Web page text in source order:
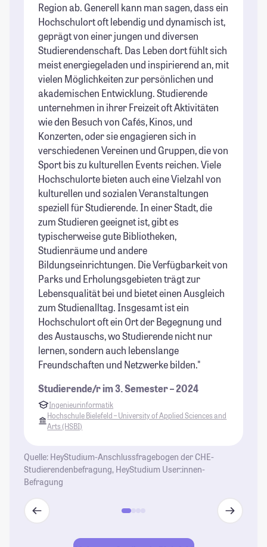
Region ab. Generell kann man sagen, dass ein
Hochschulort oft lebendig und dynamisch ist,
geprägt von einer jungen und diversen
Studierendenschaft. Das Leben dort fühlt sich
meist energiegeladen und inspirierend an, mit
vielen Möglichkeiten zur persönlichen und
akademischen Entwicklung. Studierende
unternehmen in ihrer Freizeit oft Aktivitäten
wie den Besuch von Cafés, Kinos, und
Konzerten, oder sie engagieren sich in
verschiedenen Vereinen und Gruppen, die von
Sport bis zu kulturellen Events reichen. Viele
Hochschulorte bieten auch eine Vielzahl von
kulturellen und sozialen Veranstaltungen
speziell für Studierende. In einer Stadt, die
zum Studieren geeignet ist, gibt es
typischerweise gute Bibliotheken,
Studienräume und andere
Bildungseinrichtungen. Die Verfügbarkeit von
Parks und Erholungsgebieten trägt zur
Lebensqualität bei und bietet einen Ausgleich
zum Studienalltag. Insgesamt ist ein
Hochschulort oft ein Ort der Begegnung und
des Austauschs, wo Studierende nicht nur
lernen, sondern auch lebenslange
Freundschaften und Netzwerke bilden."
Studierende/r im 3. Semester – 2024
Ingenieurinformatik
Hochschule Bielefeld – University of Applied Sciences and
Arts (HSBI)
Quelle: HeyStudium-Anschlussfragebogen der CHE-
Studierendenbefragung, HeyStudium User:innen-
Befragung